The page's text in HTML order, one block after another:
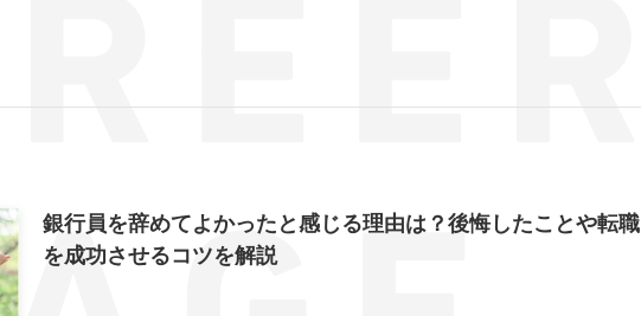
銀行員を辞めてよかったと感じる理由は？後悔したことや転職
を成功させるコツを解説